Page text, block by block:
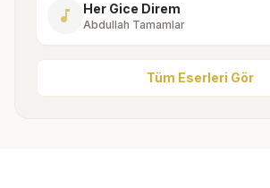
music_note Her Gice Direm
Abdullah Tamamlar
Tüm Eserleri Gör